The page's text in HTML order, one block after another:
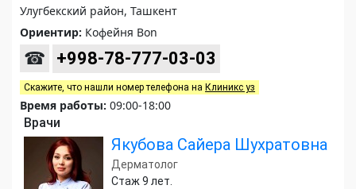
Улугбекский район, Ташкент
Ориентир: Кофейня Bon
☎ +998-78-777-03-03
Скажите, что нашли номер телефона на Клиникс уз
Время работы: 09:00-18:00
Врачи
Якубова Сайера Шухратовна
Дерматолог
Стаж 9 лет.